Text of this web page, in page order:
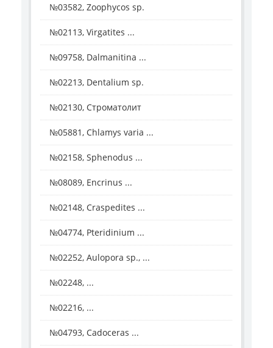
№03582, Zoophycos sp.
№02113, Virgatites ...
№09758, Dalmanitina ...
№02213, Dentalium sp.
№02130, Строматолит
№05881, Chlamys varia ...
№02158, Sphenodus ...
№08089, Encrinus ...
№02148, Craspedites ...
№04774, Pteridinium ...
№02252, Aulopora sp., ...
№02248, ...
№02216, ...
№04793, Cadoceras ...